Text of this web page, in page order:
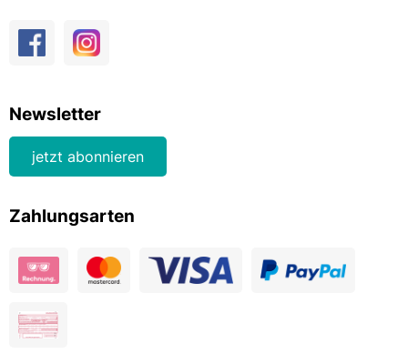
Newsletter
jetzt abonnieren
Zahlungsarten